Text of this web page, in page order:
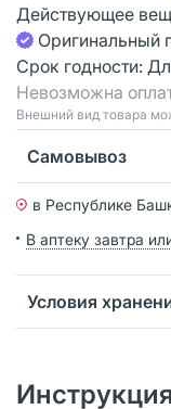
Действующее
Оригинальный
Срок годности:
Невозможна
Bнешний вид товара
Самовывоз
в Республике
В аптеку завтра
Условия